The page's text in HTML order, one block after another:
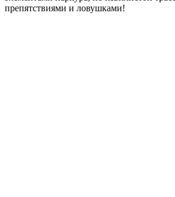
препятствиями и ловушками!